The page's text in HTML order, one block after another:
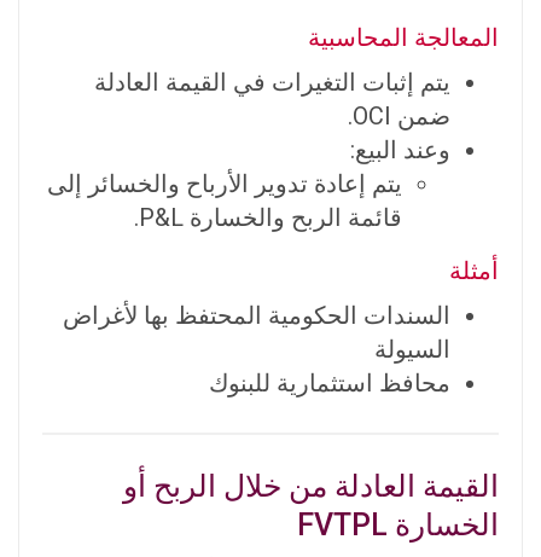
المعالجة المحاسبية
يتم إثبات التغيرات في القيمة العادلة
ضمن OCI.
وعند البيع:
يتم إعادة تدوير الأرباح والخسائر إلى
قائمة الربح والخسارة P&L.
أمثلة
السندات الحكومية المحتفظ بها لأغراض
السيولة
محافظ استثمارية للبنوك
القيمة العادلة من خلال الربح أو
الخسارة FVTPL